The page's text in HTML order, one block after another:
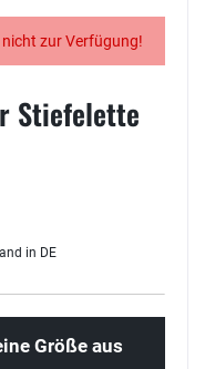
zur Verfügung!
Stiefelette
in DE
Größe aus